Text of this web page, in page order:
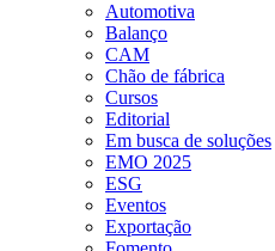
Automotiva
Balanço
CAM
Chão de fábrica
Cursos
Editorial
Em busca de soluções
EMO 2025
ESG
Eventos
Exportação